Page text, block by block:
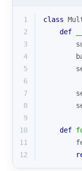
1 class
2
def
3
4
5
6
7
8
9
10
def
11
12